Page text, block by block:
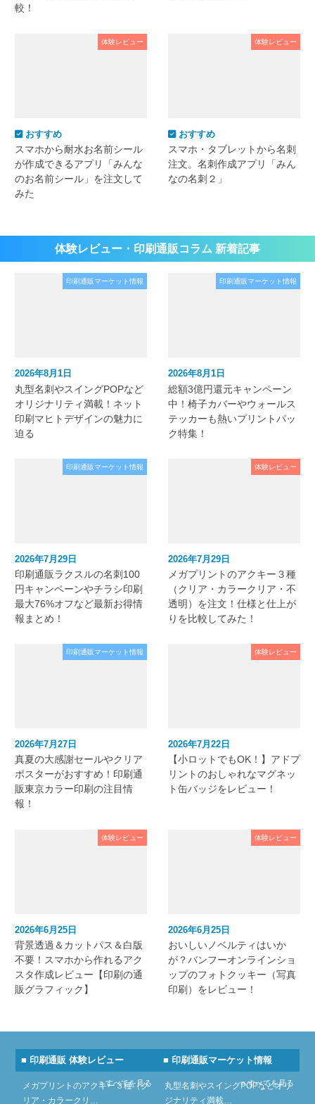
較！
体験レビュー
おすすめ
スマホから耐水お名前シール
が作成できるアプリ「みんな
のお名前シール」を注文して
みた
体験レビュー
おすすめ
スマホ・タブレットから名刺
注文。名刺作成アプリ「みん
なの名刺２」
体験レビュー・印刷通販コラム 新着記事
印刷通販マーケット情報
2026年8月1日
丸型名刺やスイングPOPなど
オリジナリティ満載！ネット
印刷マヒトデザインの魅力に
迫る
印刷通販マーケット情報
2026年8月1日
総額3億円還元キャンペーン
中！椅子カバーやウォールス
テッカーも熱いプリントパッ
ク特集！
印刷通販マーケット情報
2026年7月29日
印刷通販ラクスルの名刺100
円キャンペーンやチラシ印刷
最大76%オフなど最新お得情
報まとめ！
体験レビュー
2026年7月29日
メガプリントのアクキー３種
（クリア・カラークリア・不
透明）を注文！仕様と仕上が
りを比較してみた！
印刷通販マーケット情報
2026年7月27日
真夏の大感謝セールやクリア
ポスターがおすすめ！印刷通
販東京カラー印刷の注目情
報！
体験レビュー
2026年7月22日
【小ロットでもOK！】アドプ
リントのおしゃれなマグネッ
ト缶バッジをレビュー！
体験レビュー
2026年6月25日
背景透過＆カットパス＆白版
不要！スマホから作れるアク
スタ作成レビュー【印刷の通
販グラフィック】
体験レビュー
2026年6月25日
おいしいノベルティはいか
が？バンフーオンラインショ
ップのフォトクッキー（写真
印刷）をレビュー！
■ 印刷通販 体験レビュー
» すべてを見る
メガプリントのアクキー３種（ク
リア・カラークリ…
■ 印刷通販マーケット情報
» すべてを見る
丸型名刺やスイングPOPなどオリ
ジナリティ満載…